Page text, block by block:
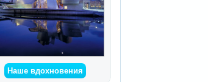
Наше вдохновения